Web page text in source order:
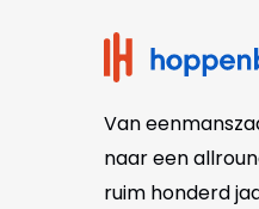
Van
naar een
ruim honderd